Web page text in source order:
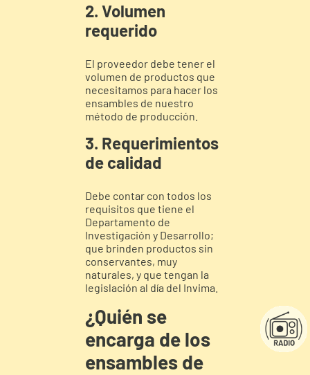
2. Volumen
requerido
El proveedor debe tener el
volumen de productos que
necesitamos para hacer los
ensambles de nuestro
método de producción.
3. Requerimientos
de calidad
Debe contar con todos los
requisitos que tiene el
Departamento de
Investigación y Desarrollo;
que brinden productos sin
conservantes, muy
naturales, y que tengan la
legislación al día del Invima.
¿Quién se
encarga de los
ensambles de